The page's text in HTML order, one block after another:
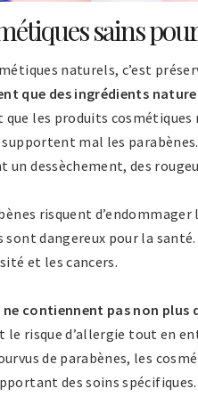
sains
naturels, c’est
que des ingrédients
que les produits
mal les
un dessèchement, des
risquent
sont dangereux pour la
et les cancers.
ne contiennent pas non plus
risque d’allergie tout en
de parabènes, les
des soins spécifiques.